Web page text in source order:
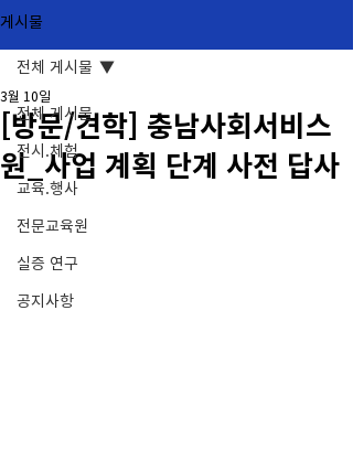
게시물
전체 게시물
전시.체험
교육.행사
전문교육원
실증 연구
공지사항
전체 게시물
[방문/견학] 충남사회서비스
원_사업 계획 단계 사전 답사
3월 10일